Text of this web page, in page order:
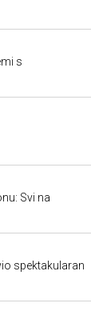
s
Svi na
spektakularan